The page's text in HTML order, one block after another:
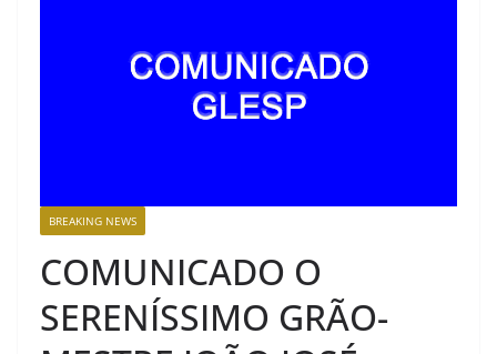
BREAKING NEWS
COMUNICADO O
SERENÍSSIMO GRÃO-